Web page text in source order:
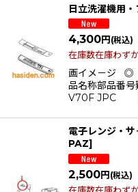
日立洗濯機用
4,300円 (税込)
在庫数在庫わず
画イメ－ジ ◎
品名称部品番
V70F JPC
電子レンジ・サ
PAZ]
2,500円 (税込)